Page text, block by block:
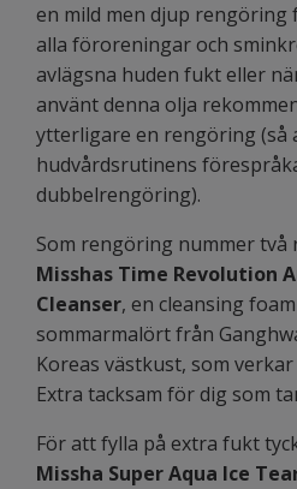
en mild men djup rengöring
alla föroreningar och
avlägsna huden fukt eller
använt denna olja
ytterligare en rengöring (så
hudvårdsrutinens
dubbelrengöring).
Som rengöring nummer två
Misshas Time Revolution
Cleanser, en cleansing
sommarmalört från
Koreas västkust, som
Extra tacksam för dig som
För att fylla på extra fukt
Missha Super Aqua Ice